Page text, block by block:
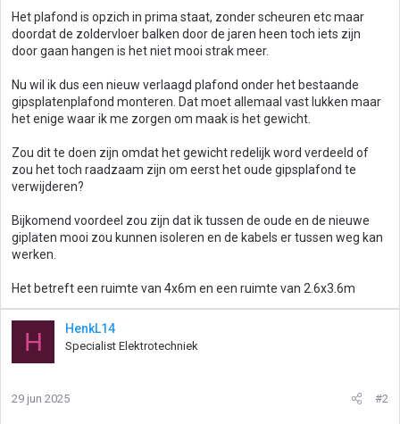
Het plafond is opzich in prima staat, zonder scheuren etc maar
doordat de zoldervloer balken door de jaren heen toch iets zijn
door gaan hangen is het niet mooi strak meer.
Nu wil ik dus een nieuw verlaagd plafond onder het bestaande
gipsplatenplafond monteren. Dat moet allemaal vast lukken maar
het enige waar ik me zorgen om maak is het gewicht.
Zou dit te doen zijn omdat het gewicht redelijk word verdeeld of
zou het toch raadzaam zijn om eerst het oude gipsplafond te
verwijderen?
Bijkomend voordeel zou zijn dat ik tussen de oude en de nieuwe
giplaten mooi zou kunnen isoleren en de kabels er tussen weg kan
werken.
Het betreft een ruimte van 4x6m en een ruimte van 2.6x3.6m
H HenkL14
Specialist Elektrotechniek
29 jun 2025 #2